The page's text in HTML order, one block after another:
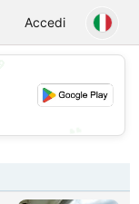
Accedi